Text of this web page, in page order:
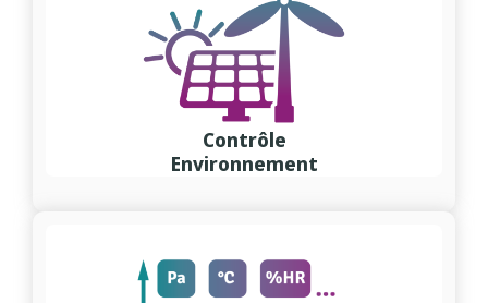
Contrôle
Environnement